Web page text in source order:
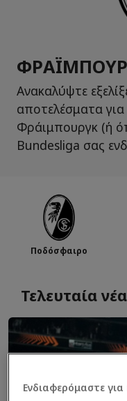
Ανακαλύψτε
αποτελέσματα
Φράιμπουργκ (ή
Bundesliga σας
Ποδόσφαιρο
Τελευταία νέα
Ενδιαφερόμαστε